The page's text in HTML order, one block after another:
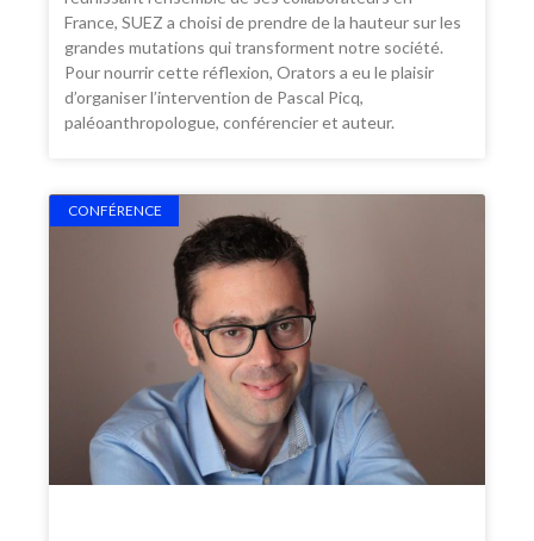
France, SUEZ a choisi de prendre de la hauteur sur les
grandes mutations qui transforment notre société.
Pour nourrir cette réflexion, Orators a eu le plaisir
d’organiser l’intervention de Pascal Picq,
paléoanthropologue, conférencier et auteur.
CONFÉRENCE